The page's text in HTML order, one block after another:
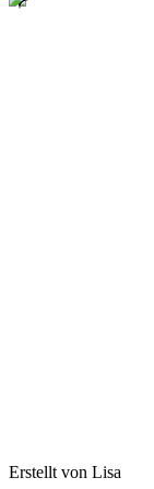
Erstellt von Lisa